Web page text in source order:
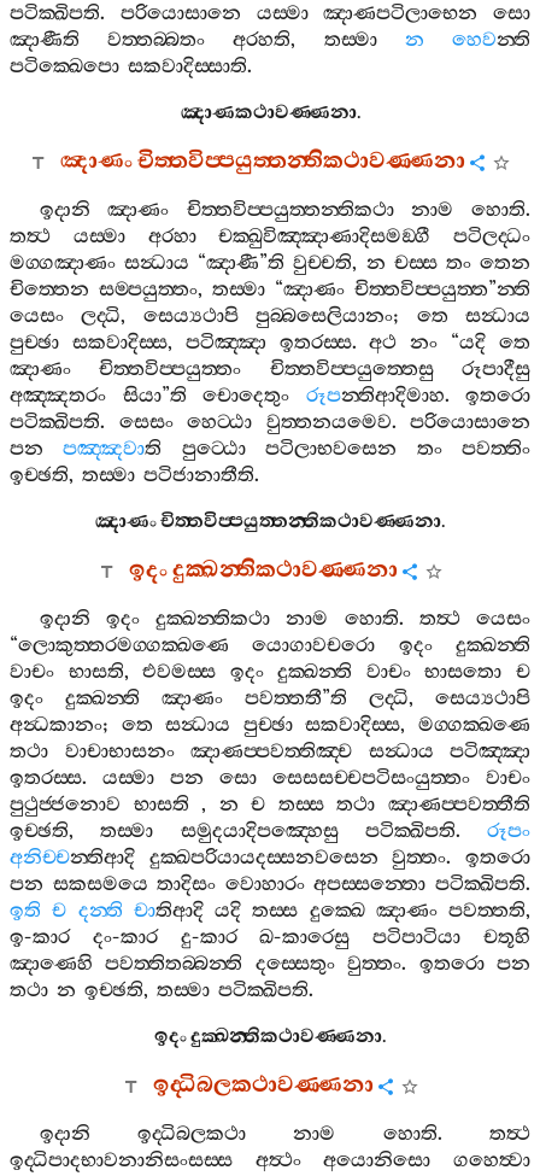
පටික‍්ඛිපති. පරියොසානෙ යස‍්මා ඤාණපටිලාභෙන
සො
ඤාණීති
වත‍්තබ‍්බතං අරහති, තස‍්මා න හෙවන‍්ති
පටික‍්ඛෙපො සකවාදිස‍්සාති.
ඤාණකථාවණ‍්ණනා.
ඤාණංචිත‍්තවිප‍්පයුත‍්තන‍්තිකථාවණ‍්ණනා
ඉදානි ඤාණං චිත‍්තවිප‍්පයුත‍්තන‍්තිකථා නාම හොති.
තත්‍ථ
යස‍්මා අරහා චක‍්ඛුවිඤ‍්ඤාණාදිසමඞ‍්ගී
පටිලද‍්ධං
මග‍්ගඤාණං සන්‍ධාය “ඤාණී”ති වුච‍්චති, න චස‍්ස තං තෙන
චිත‍්තෙන සම‍්පයුත‍්තං, තස‍්මා “ඤාණං චිත‍්තවිප‍්පයුත‍්ත”න‍්ති
යෙසං
ලද‍්ධි, සෙය්‍යථාපි පුබ‍්බසෙලියානං; තෙ
සන්‍ධාය
පුච‍්ඡා සකවාදිස‍්ස, පටිඤ‍්ඤා ඉතරස‍්ස.අථ නං “යදි තෙ
ඤාණං
චිත‍්තවිප‍්පයුත‍්තං චිත‍්තවිප‍්පයුත‍්තෙසු
රූපාදීසු
අඤ‍්ඤතරං
සියා”ති චොදෙතුං රූපන‍්තිආදිමාහ. ඉතරො
පටික‍්ඛිපති. සෙසං හෙට‍්ඨා වුත‍්තනයමෙව. පරියොසානෙ
පන
පඤ‍්ඤවාති පුට‍්ඨො පටිලාභවසෙන තං
පවත‍්තිං
ඉච‍්ඡති, තස‍්මා පටිජානාතීති.
ඤාණංචිත‍්තවිප‍්පයුත‍්තන‍්තිකථාවණ‍්ණනා.
ඉදංදුක‍්ඛන‍්තිකථාවණ‍්ණනා
ඉදානි ඉදං දුක‍්ඛන‍්තිකථා නාම හොති. තත්‍ථ
යෙසං
“ලොකුත‍්තරමග‍්ගක‍්ඛණෙ යොගාවචරො ඉදං
දුක‍්ඛන‍්ති
වාචං
භාසති,එවමස‍්ස ඉදං දුක‍්ඛන‍්ති වාචං භාසතො
ච
ඉදං
දුක‍්ඛන‍්ති ඤාණං පවත‍්තතී”ති ලද‍්ධි, සෙය්‍යථාපි
අන්‍ධකානං; තෙ සන්‍ධාය පුච‍්ඡා සකවාදිස‍්ස,මග‍්ගක‍්ඛණෙ
තථා
වාචාභාසනං ඤාණප‍්පවත‍්තිඤ‍්ච සන්‍ධාය
පටිඤ‍්ඤා
ඉතරස‍්ස. යස‍්මා පන සො සෙසසච‍්චපටිසංයුත‍්තං
වාචං
පුථුජ‍්ජනොව
භාසති , න ච තස‍්ස තථා ඤාණප‍්පවත‍්තීති
ඉච‍්ඡති,තස‍්මා සමුදයාදිපඤ‍්හෙසු පටික‍්ඛිපති. රූපං
අනිච‍්චන‍්තිආදි දුක‍්ඛපරියායදස‍්සනවසෙන වුත‍්තං.ඉතරො
පන සකසමයෙ තාදිසං වොහාරං අපස‍්සන‍්තො පටික‍්ඛිපති.
ඉති ච දන‍්ති චාතිආදි යදි තස‍්ස දුක‍්ඛෙ ඤාණං පවත‍්තති,
ඉ-කාර දං-කාර දු-කාර ඛ-කාරෙසු පටිපාටියා
චතූහි
ඤාණෙහි
පවත‍්තිතබ‍්බන‍්ති දස‍්සෙතුං වුත‍්තං. ඉතරො පන
තථා න ඉච‍්ඡති, තස‍්මා පටික‍්ඛිපති.
ඉදංදුක‍්ඛන‍්තිකථාවණ‍්ණනා.
ඉද‍්ධිබලකථාවණ‍්ණනා
ඉදානි ඉද‍්ධිබලකථා නාම හොති. තත්‍ථ
ඉද‍්ධිපාදභාවනානිසංසස‍්ස
අත්‍ථං අයොනිසො
ගහෙත්‍වා